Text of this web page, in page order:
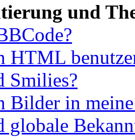
und
HTML
Smilies?
Bilder in
globale